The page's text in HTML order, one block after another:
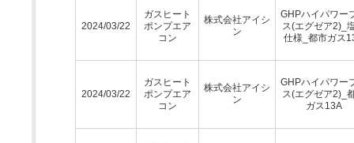
2024/03/22
ガスヒート
ポンプエア
コン
株式会社アイシ
ン
GHPハイパワー
ス(エグゼア2)_
仕様_都市ガス
2024/03/22
ガスヒート
ポンプエア
コン
株式会社アイシ
ン
GHPハイパワー
ス(エグゼア2)_
ガス13A